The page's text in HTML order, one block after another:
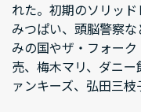
れた。初期のソリッ
みつぱい、頭脳警察
みの国やザ・フォー
売、梅木マリ、ダニ
ァンキーズ、弘田三枝